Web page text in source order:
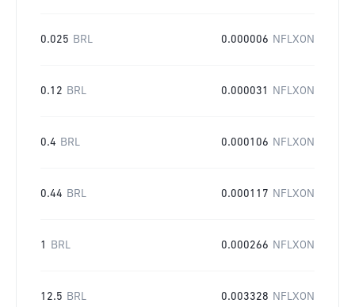
0.025 BRL 0.000006 NFLXON
0.12 BRL 0.000031 NFLXON
0.4 BRL 0.000106 NFLXON
0.44 BRL 0.000117 NFLXON
1 BRL 0.000266 NFLXON
12.5 BRL 0.003328 NFLXON